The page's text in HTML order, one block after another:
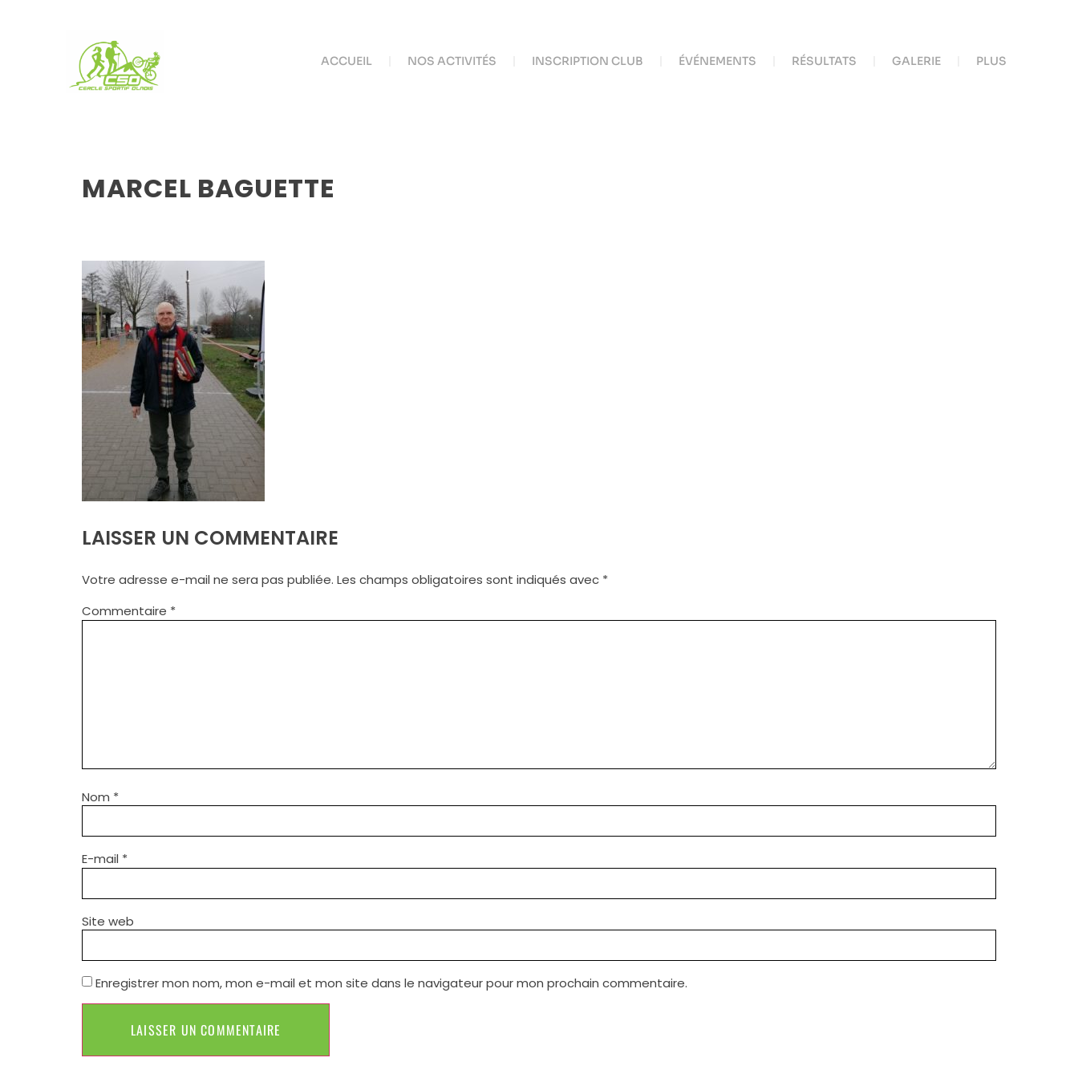
ACCUEIL NOS ACTIVITÉS INSCRIPTION CLUB ÉVÉNEMENTS RÉSULTATS GALERIE PLUS
MARCEL BAGUETTE
LAISSER UN COMMENTAIRE
Votre adresse e-mail ne sera pas publiée. Les champs obligatoires sont indiqués avec *
Commentaire *
Nom *
E-mail *
Site web
Enregistrer mon nom, mon e-mail et mon site dans le navigateur pour mon prochain commentaire.